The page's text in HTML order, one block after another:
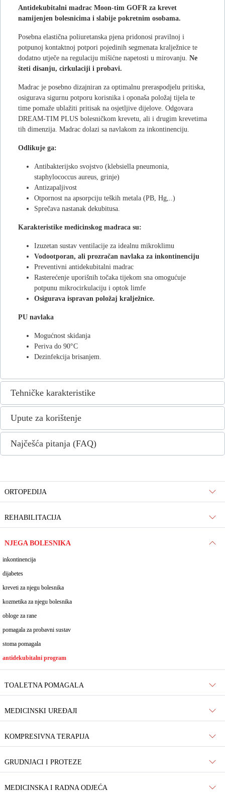
ORTOPEDIJA
REHABILITACIJA
NJEGA BOLESNIKA
inkontinencija
dijabetes
kreveti za njegu bolesnika
kozmetika za njegu bolesnika
obloge za rane
pomagala za probavni sustav
stoma pomagala
antidekubitalni program
TOALETNA POMAGALA
MEDICINSKI UREĐAJI
KOMPRESIVNA TERAPIJA
GRUDNJACI I PROTEZE
MEDICINSKA I RADNA ODJEĆA
Antidekubitalni madrac Moon-tim GOFR za krevet
namijenjen bolesnicima i slabije pokretnim osobama.
Posebna elastična poliuretanska pjena pridonosi pravilnoj i
potpunoj kontaktnoj potpori pojedinih segmenata kralježnice te
dodatno utječe na regulaciju mišićne napetosti u mirovanju. Ne
šteti disanju, cirkulaciji i probavi.
Madrac je posebno dizajniran za optimalnu preraspodjelu pritiska,
osigurava sigurnu potporu korisnika i oponaša položaj tijela te
time pomaže ublažiti pritisak na osjetljive dijelove. Odgovara
DREAM-TIM PLUS bolesničkom krevetu, ali i drugim krevetima
tih dimenzija. Madrac dolazi sa navlakom za inkontinenciju.
Odlikuje ga:
Antibakterijsko svojstvo (klebsiella pneumonia,
staphylococcus aureus, grinje)
Antizapaljivost
Otpornost na apsorpciju teških metala (PB, Hg,..)
Sprečava nastanak dekubitusa.
Karakteristike medicinskog madraca su:
Izuzetan sustav ventilacije za idealnu mikroklimu
Vodootporan, ali prozračan navlaka za inkontinenciju
Preventivni antidekubitalni madrac
Rasterećenje uporišnih točaka tijekom sna omogućuje
potpunu mikrocirkulaciju i optok limfe
Osigurava ispravan položaj kralježnice.
PU navlaka
Mogućnost skidanja
Periva do 90°C
Dezinfekcija brisanjem.
Tehničke karakteristike
Upute za korištenje
Najčešća pitanja (FAQ)